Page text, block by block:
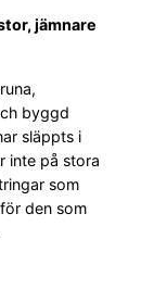
jämnare
byggd
släppts i
inte på stora
som
den som